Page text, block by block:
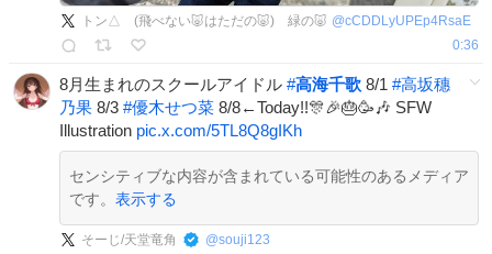
トン△ (飛べない🐷はただの🐷) 緑の🐷 @cCDDLyUPEp4RsaE
0:36
8月生まれのスクールアイドル #高海千歌 8/1 #高坂穗
乃果 8/3 #優木せつ菜 8/8←Today!!🎊🎉🎂🥳🎶 SFW
Illustration pic.x.com/5TL8Q8gIKh
センシティブな内容が含まれている可能性のあるメディア
です。 表示する
そーじ/天堂竜角 @souji123